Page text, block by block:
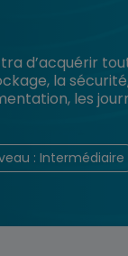
d’acquérir
la
les
: Intermédiaire